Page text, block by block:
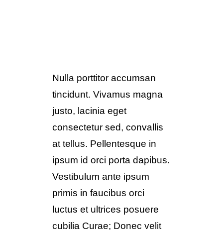
Nulla porttitor accumsan
tincidunt. Vivamus magna
justo, lacinia eget
consectetur sed, convallis
at tellus. Pellentesque in
ipsum id orci porta dapibus.
Vestibulum ante ipsum
primis in faucibus orci
luctus et ultrices posuere
cubilia Curae; Donec velit